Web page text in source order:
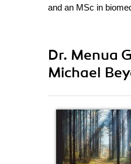
and an MSc in
Dr. Menua
Michael